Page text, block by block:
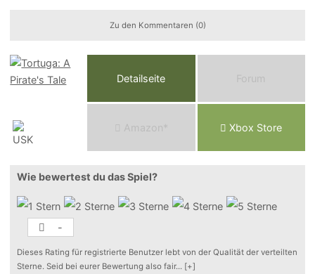
Zu den Kommentaren (0)
Detailseite Forum
Ama o n* Xbox Store
Wie bewertest du das Spiel?
-
Dieses Rating für registrierte Benutzer lebt von der Qualität der verteilten
Sterne. Seid bei eurer Bewertung also fair... [+]